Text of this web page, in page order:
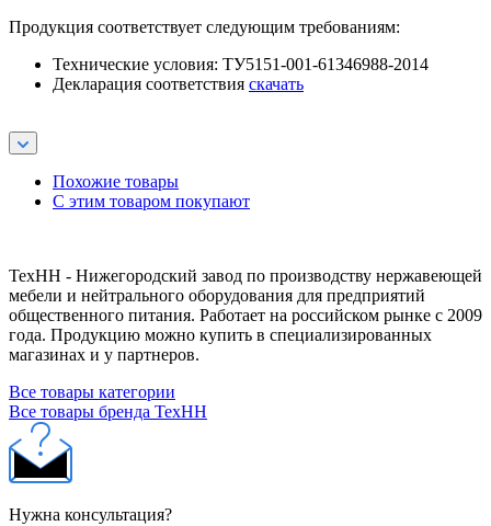
Продукция соответствует следующим требованиям:
Технические условия: ТУ5151-001-61346988-2014
Декларация соответствия скачать
Похожие товары
С этим товаром покупают
ТехНН - Нижегородский завод по производству нержавеющей
мебели и нейтрального оборудования для предприятий
общественного питания. Работает на российском рынке с 2009
года. Продукцию можно купить в специализированных
магазинах и у партнеров.
Все товары категории
Все товары бренда ТехНН
Нужна консультация?